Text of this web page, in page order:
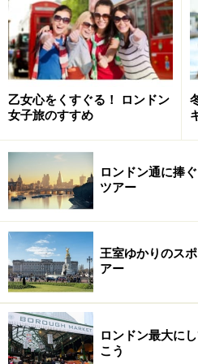
ロンドン有数のターミナル駅
ングス・クロスに直結してい
ターミナル駅は、6本の地下
クロス＆セント・パンクラス
車やヨーロッパ大陸への列
駅、セント・パンクラス・イ
ります。そして2012年開催の
アムへも、直行列車でわず
す。
この立地だけでも十分魅力的
的。大英帝国華やかかりし19
道界の大聖堂」とも呼ばれた
隣接するミッドランド・グラ
な建物です。
乙女心をくすぐる！ ロンドン
女子旅のすすめ
ロンドン通に捧
ツアー
王室ゆかりのス
アー
ロンドン最大に
こう